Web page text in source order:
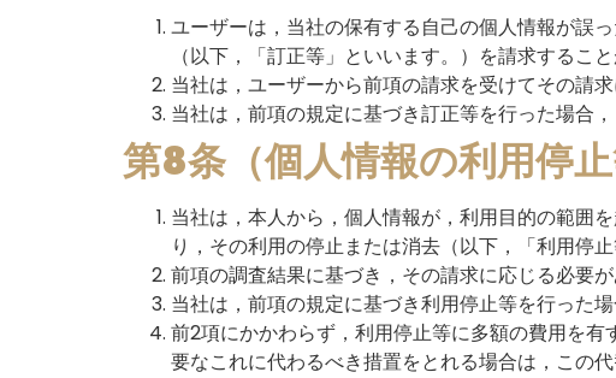
ユーザーは，当社の保有する自己の個人情報が誤
（以下，「訂正等」といいます。）を請求すること
当社は，ユーザーから前項の請求を受けてその請
当社は，前項の規定に基づき訂正等を行った場合
第8条（個人情報の利用停止
当社は，本人から，個人情報が，利用目的の範囲
り，その利用の停止または消去（以下，「利用停
前項の調査結果に基づき，その請求に応じる必要
当社は，前項の規定に基づき利用停止等を行った
前2項にかかわらず，利用停止等に多額の費用を
要なこれに代わるべき措置をとれる場合は，この代